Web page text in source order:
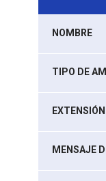
NOMBRE
TIPO DE
MENSAJE